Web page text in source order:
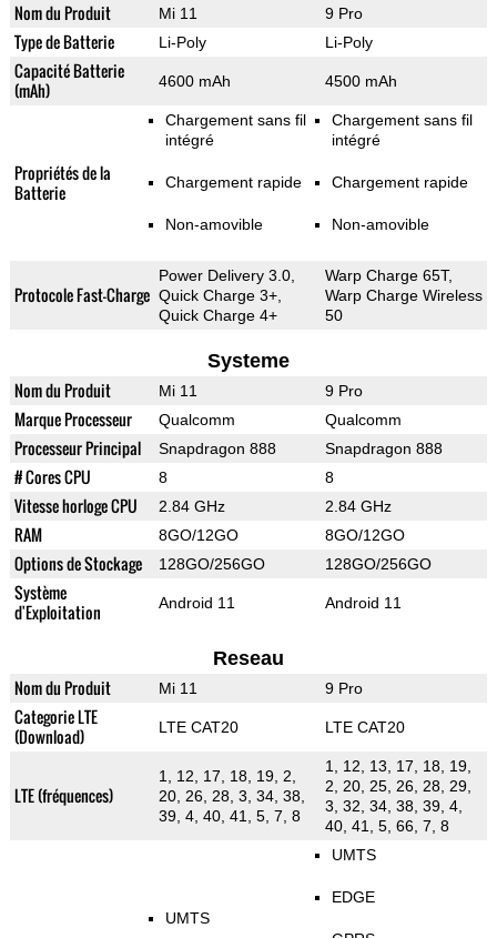
Nom du Produit Mi 11 9 Pro
Type de Batterie Li-Poly Li-Poly
Capacité Batterie
(mAh)
4600 mAh 4500 mAh
Propriétés de la
Batterie
Chargement sans fil
intégré
Chargement rapide
Non-amovible
Chargement sans fil
intégré
Chargement rapide
Non-amovible
Protocole Fast-Charge
Power Delivery 3.0,
Quick Charge 3+,
Quick Charge 4+
Warp Charge 65T,
Warp Charge Wireless
50
Systeme
Nom du Produit Mi 11 9 Pro
Marque Processeur Qualcomm Qualcomm
Processeur Principal Snapdragon 888 Snapdragon 888
# Cores CPU 8 8
Vitesse horloge CPU 2.84 GHz 2.84 GHz
RAM 8GO/12GO 8GO/12GO
Options de Stockage 128GO/256GO 128GO/256GO
Système
d'Exploitation
Android 11 Android 11
Reseau
Nom du Produit Mi 11 9 Pro
Categorie LTE
(Download)
LTE CAT20 LTE CAT20
LTE (fréquences)
1, 12, 17, 18, 19, 2,
20, 26, 28, 3, 34, 38,
39, 4, 40, 41, 5, 7, 8
1, 12, 13, 17, 18, 19,
2, 20, 25, 26, 28, 29,
3, 32, 34, 38, 39, 4,
40, 41, 5, 66, 7, 8
UMTS
UMTS
EDGE